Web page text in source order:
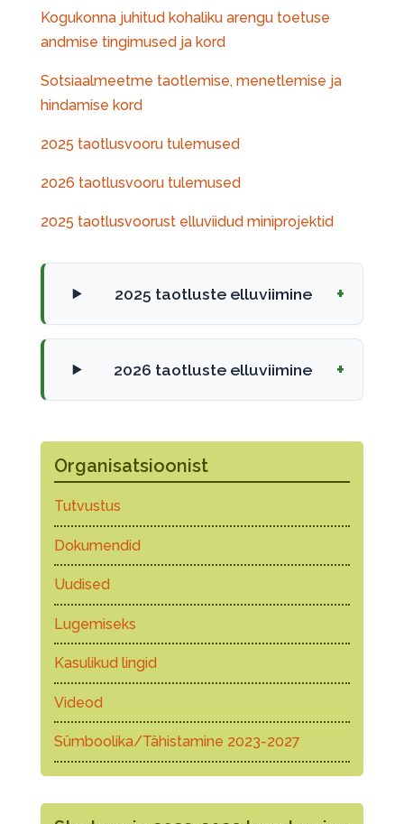
Kogukonna juhitud kohaliku arengu toetuse
andmise tingimused ja kord
Sotsiaalmeetme taotlemise, menetlemise ja
hindamise kord
2025 taotlusvooru tulemused
2026 taotlusvooru tulemused
2025 taotlusvoorust elluviidud miniprojektid
2025 taotluste elluviimine
2026 taotluste elluviimine
Organisatsioonist
Tutvustus
Dokumendid
Uudised
Lugemiseks
Kasulikud lingid
Videod
Sümboolika/Tähistamine 2023-2027